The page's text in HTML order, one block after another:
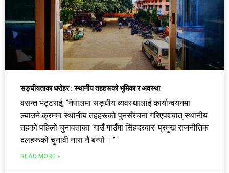
सङ्घीयताका धरोहर : स्थानीय तहहरूको भूमिका र अवस्था
वसन्त भट्टराई, “नेपालमा सङ्घीय व्यवस्थालाई कार्यान्वयनमा
ल्याउने क्रममा स्थानीय तहहरूको पुनर्संरचना गरिएपश्चात् स्थानीय
तहको पहिलो चुनावताका ‘गाउँ गाउँमा सिंहदरबार’ प्रमुख राजनीतिक
दलहरूको चुनावी नारा नै बन्यो ।”
READ MORE »